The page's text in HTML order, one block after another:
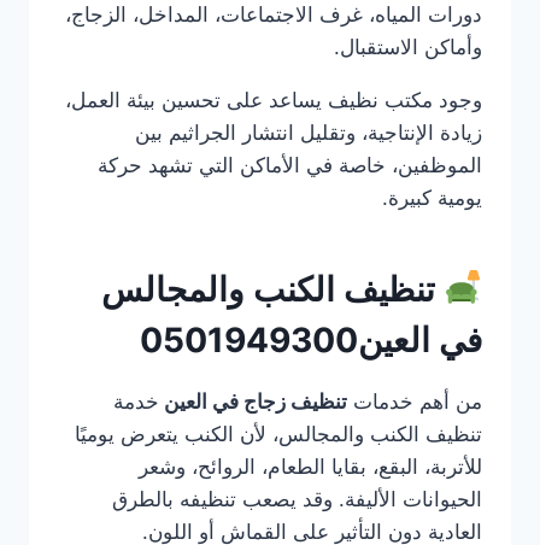
دورات المياه، غرف الاجتماعات، المداخل، الزجاج،
وأماكن الاستقبال.
وجود مكتب نظيف يساعد على تحسين بيئة العمل،
زيادة الإنتاجية، وتقليل انتشار الجراثيم بين
الموظفين، خاصة في الأماكن التي تشهد حركة
يومية كبيرة.
تنظيف الكنب والمجالس
في العين0501949300
من أهم خدمات تنظيف زجاج في العين خدمة
تنظيف الكنب والمجالس، لأن الكنب يتعرض يوميًا
للأتربة، البقع، بقايا الطعام، الروائح، وشعر
الحيوانات الأليفة. وقد يصعب تنظيفه بالطرق
العادية دون التأثير على القماش أو اللون.